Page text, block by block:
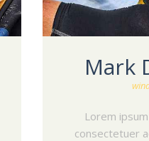
Mark
Lorem
consectetuer